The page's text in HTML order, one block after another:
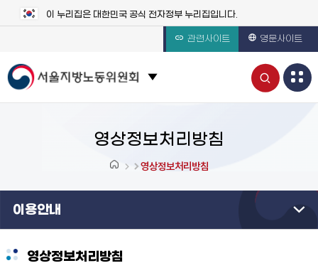
이 누리집은 대한민국 공식 전자정부 누리집입니다.
관련사이트 영문사이트
관련 사이트 목록 보기
통
합
열
영상정보처리방침
영상정보처리방침
이용안내
영상정보처리방침